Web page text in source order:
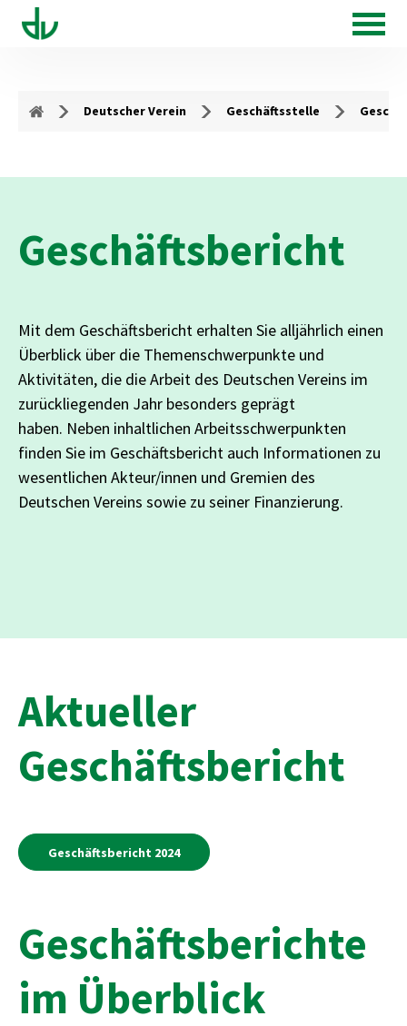
Deutscher Verein Geschäftsstelle
Geschäftsbericht
Mit dem Geschäftsbericht erhalten Sie alljährlich einen
Überblick über die Themenschwerpunkte und
Aktivitäten, die die Arbeit des Deutschen Vereins im
zurückliegenden Jahr besonders geprägt
haben. Neben inhaltlichen Arbeitsschwerpunkten
finden Sie im Geschäftsbericht auch Informationen zu
wesentlichen Akteur/innen und Gremien des
Deutschen Vereins sowie zu seiner Finanzierung.
Aktueller
Geschäftsbericht
Geschäftsbericht 2024
Geschäftsberichte
im Überblick